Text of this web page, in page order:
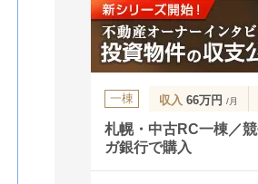
一棟 収入 66万円 /月
札幌・中古RC一棟／
ガ銀行で購入